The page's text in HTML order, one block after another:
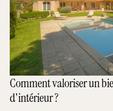
Comment valoriser un
d'intérieur ?